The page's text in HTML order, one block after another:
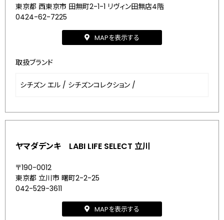
東京都 西東京市 田無町2-1-1 リヴィン田無店4階
0424-62-7225
MAPを表示する
取扱ブランド
シチズン エル / シチズンコレクション /
ヤマダデンキ LABI LIFE SELECT 立川
〒190-0012
東京都 立川市 曙町2-2-25
042-529-3611
MAPを表示する